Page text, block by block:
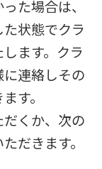
た場合は、
状態でクラ
ます。クラ
連絡しその
す。
くか、次の
だきます。